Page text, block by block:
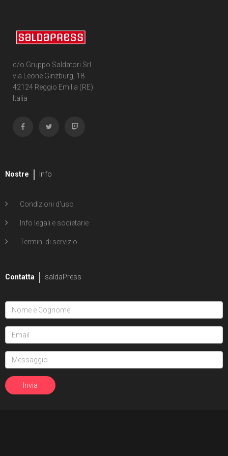
c/o Gruppo Saldatori Srl
via Leone Ginzburg, 18
42124 Reggio Emilia (RE)
Italia
Nostre Info
Condizioni d'uso
Info legali e societarie
Termini di servizio
Contatta saldaPress